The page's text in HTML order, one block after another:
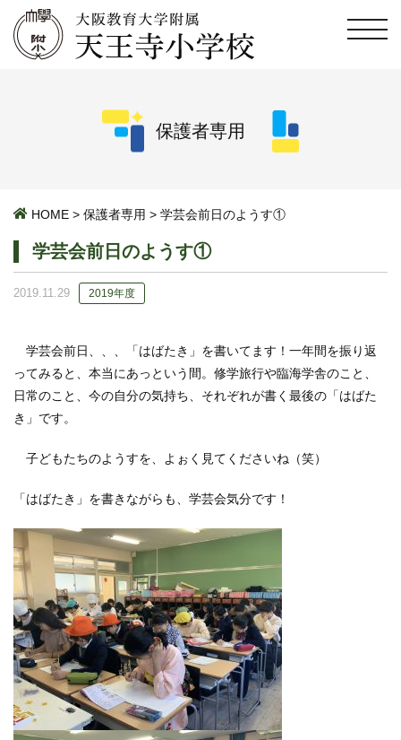
保護者専用
HOME > 保護者専用 > 学芸会前日のようす①
学芸会前日のようす①
2019.11.29 2019年度
学芸会前日、、、「はばたき」を書いてます！一年間を振り返
ってみると、本当にあっという間。修学旅行や臨海学舎のこと、
日常のこと、今の自分の気持ち、それぞれが書く最後の「はばた
き」です。
子どもたちのようすを、よぉく見てくださいね（笑）
「はばたき」を書きながらも、学芸会気分です！